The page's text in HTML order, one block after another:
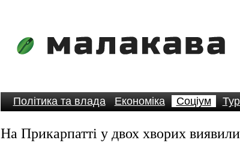
Політика та влада Економіка Соціум
На Прикарпатті у двох хворих